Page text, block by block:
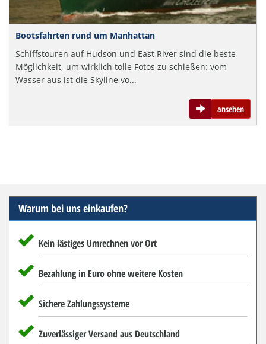
Bootsfahrten rund um Manhattan
Schiffstouren auf Hudson und East River sind die beste
Möglichkeit, um wirklich tolle Fotos zu schießen: vom
Wasser aus ist die Skyline vo...
ansehen
Warum bei uns einkaufen?
Kein lästiges Umrechnen vor Ort
Bezahlung in Euro ohne weitere Kosten
Sichere Zahlungssysteme
Zuverlässiger Versand aus Deutschland